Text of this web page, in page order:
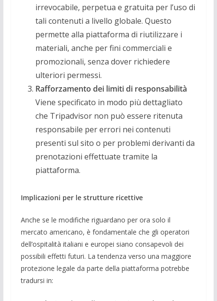
irrevocabile, perpetua e gratuita per l’uso di
tali contenuti a livello globale. Questo
permette alla piattaforma di riutilizzare i
materiali, anche per fini commerciali e
promozionali, senza dover richiedere
ulteriori permessi.
Rafforzamento dei limiti di responsabilità
Viene specificato in modo più dettagliato
che Tripadvisor non può essere ritenuta
responsabile per errori nei contenuti
presenti sul sito o per problemi derivanti da
prenotazioni effettuate tramite la
piattaforma.
Implicazioni per le strutture ricettive
Anche se le modifiche riguardano per ora solo il
mercato americano, è fondamentale che gli operatori
dell’ospitalità italiani e europei siano consapevoli dei
possibili effetti futuri. La tendenza verso una maggiore
protezione legale da parte della piattaforma potrebbe
tradursi in: